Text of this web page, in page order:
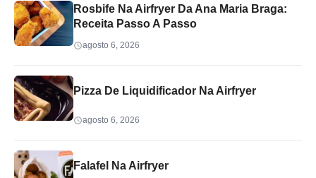
Rosbife Na Airfryer Da Ana Maria Braga:
Receita Passo A Passo
agosto 6, 2026
Pizza De Liquidificador Na Airfryer
agosto 6, 2026
Falafel Na Airfryer